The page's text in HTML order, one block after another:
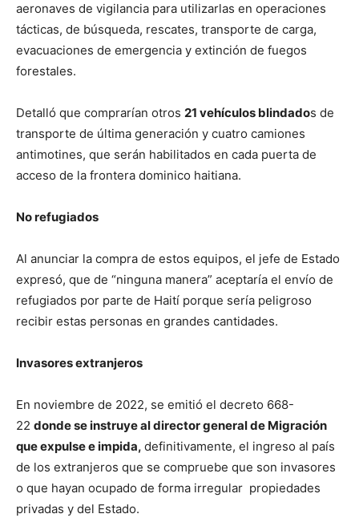
aeronaves de vigilancia para utilizarlas en operaciones
tácticas, de búsqueda, rescates, transporte de carga,
evacuaciones de emergencia y extinción de fuegos
forestales.
Detalló que comprarían otros 21 vehículos blindados de
transporte de última generación y cuatro camiones
antimotines, que serán habilitados en cada puerta de
acceso de la frontera dominico haitiana.
No refugiados
Al anunciar la compra de estos equipos, el jefe de Estado
expresó, que de “ninguna manera” aceptaría el envío de
refugiados por parte de Haití porque sería peligroso
recibir estas personas en grandes cantidades.
Invasores extranjeros
En noviembre de 2022, se emitió el decreto 668-
22 donde se instruye al director general de Migración
que expulse e impida, definitivamente, el ingreso al país
de los extranjeros que se compruebe que son invasores
o que hayan ocupado de forma irregular propiedades
privadas y del Estado.